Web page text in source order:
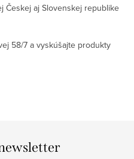
Českej aj Slovenskej republike
58/7 a vyskúšajte produkty